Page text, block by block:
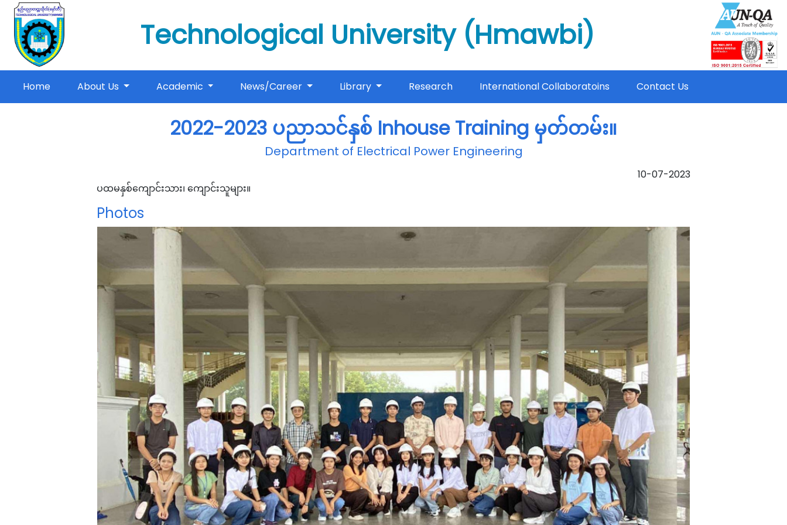
Technological University (Hmawbi)
Home(current)About Us Academic News/Career Library Research International Collaboratoins Contact Us
2022-2023 ပညာသင်နှစ် Inhouse Training မှတ်တမ်း။
Department of Electrical Power Engineering
10-07-2023
ပထမနှစ်ကျောင်းသား၊ ကျောင်းသူများ။
Photos